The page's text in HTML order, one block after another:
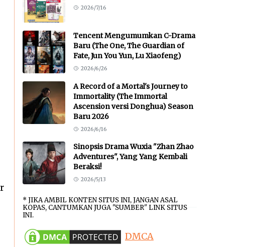
2026/7/16
Tencent Mengumumkan C-Drama
Baru (The One, The Guardian of
Fate, Jun You Yun, Lu Xiaofeng)
2026/6/26
A Record of a Mortal's Journey to
Immortality (The Immortal
Ascension versi Donghua) Season
Baru 2026
2026/6/16
Sinopsis Drama Wuxia "Zhan Zhao
Adventures", Yang Yang Kembali
Beraksi!
2026/5/13
* JIKA AMBIL KONTEN SITUS INI, JANGAN ASAL
KOPAS, CANTUMKAN JUGA "SUMBER" LINK SITUS
INI.
DMCA